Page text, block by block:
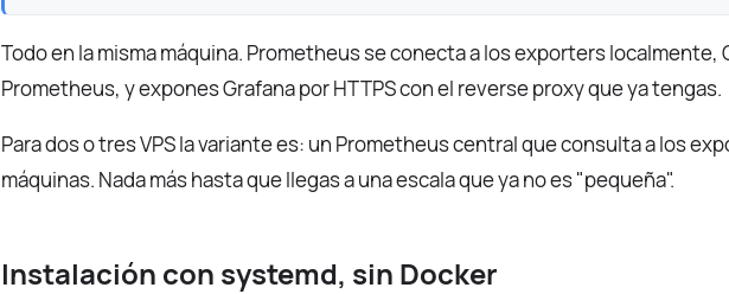
Todo en la misma máquina. Prometheus se conecta a los exporters localmente,
Prometheus, y expones Grafana por HTTPS con el reverse proxy que ya tengas.
Para dos o tres VPS la variante es: un Prometheus central que consulta a los
máquinas. Nada más hasta que llegas a una escala que ya no es "pequeña".
Instalación con systemd, sin Docker